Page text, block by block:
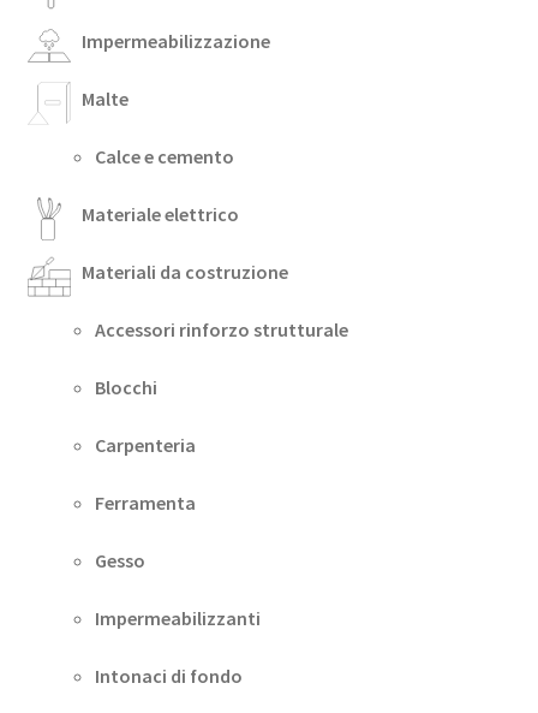
Impermeabilizzazione
Malte
Calce e cemento
Materiale elettrico
Materiali da costruzione
Accessori rinforzo strutturale
Blocchi
Carpenteria
Ferramenta
Gesso
Impermeabilizzanti
Intonaci di fondo